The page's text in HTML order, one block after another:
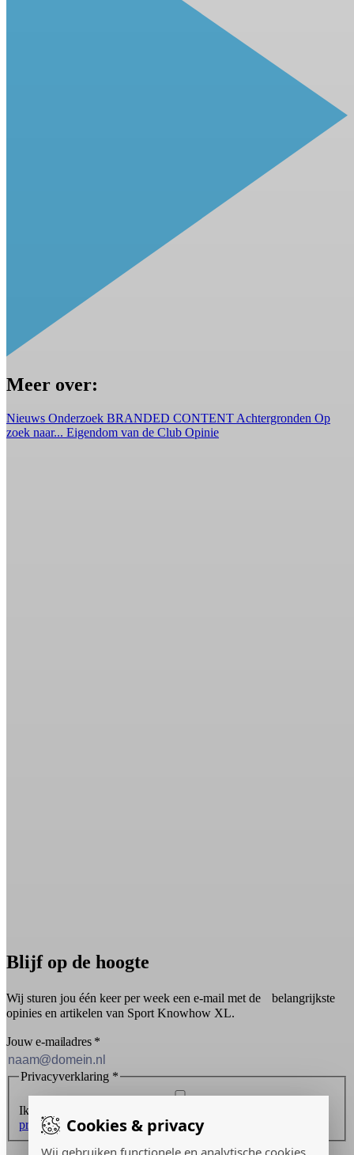
Cookies & privacy
Wij gebruiken functionele en analytische cookies
Meer over:
Nieuws Onderzoek BRANDED CONTENT Achtergronden Op
zoek naar... Eigendom van de Club Opinie
Blijf op de hoogte
Wij sturen jou één keer per week een e-mail met de belangrijkste
opinies en artikelen van Sport Knowhow XL.
Jouw e-mailadres *
Privacyverklaring *
Ik ontvang graag de nieuwsbrief en ga akkoord met de
privacyverklaring.
Inschrijven